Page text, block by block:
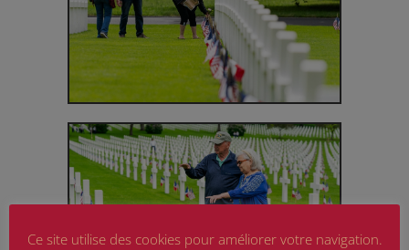
Ce site utilise des cookies pour améliorer votre navigation.